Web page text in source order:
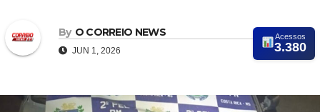
By O CORREIO NEWS
JUN 1, 2026
Acessos
3.380